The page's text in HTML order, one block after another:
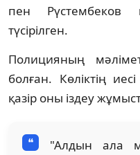
пен Рүстембеков
түсірілген.
Полицияның
болған. Көліктің
қазір оны іздеу
"Алдын ала